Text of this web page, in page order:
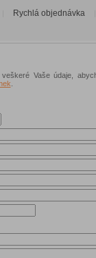
Rychlá objednávka
Vaše údaje,